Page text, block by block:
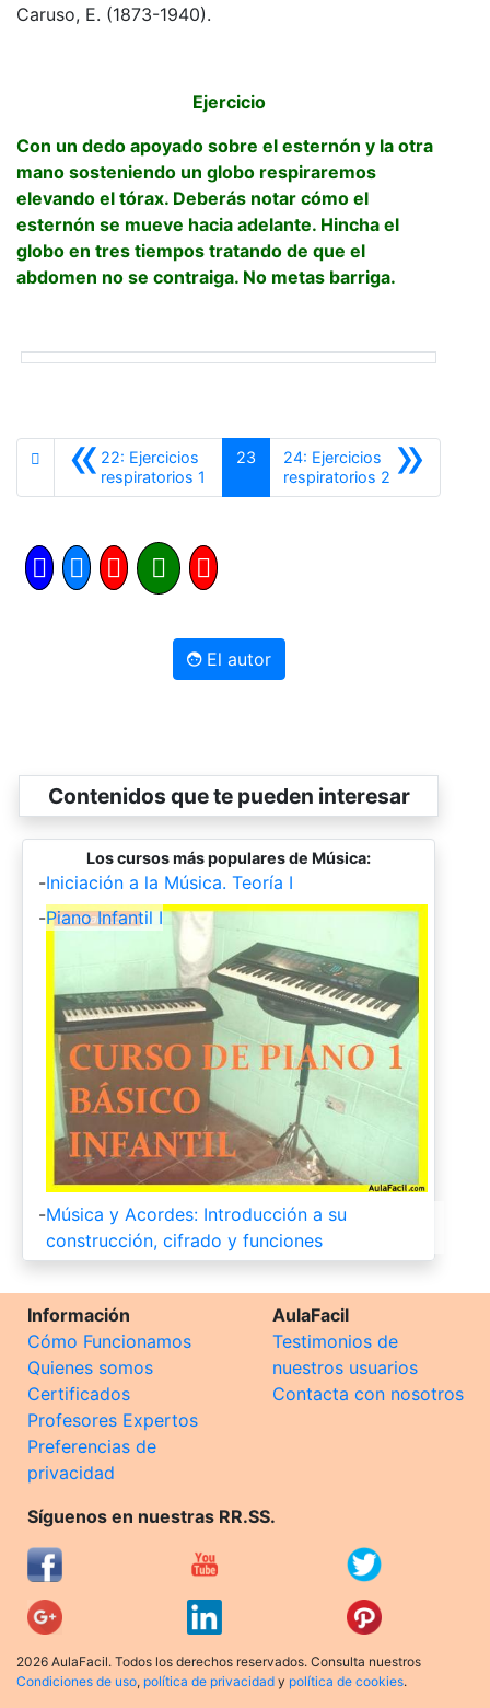
Caruso, E. (1873-1940).
Ejercicio
Con un dedo apoyado sobre el esternón y la otra
mano sosteniendo un globo respiraremos
elevando el tórax. Deberás notar cómo el
esternón se mueve hacia adelante. Hincha el
globo en tres tiempos tratando de que el
abdomen no se contraiga. No metas barriga.
«22: Ejercicios
respiratorios 1
23 »
24: Ejercicios
respiratorios 2 Siguiente
El autor
Contenidos que te pueden interesar
Los cursos más populares de Música:
-Iniciación a la Música. Teoría I
-Piano Infantil I
-Música y Acordes: Introducción a su
construcción, cifrado y funciones
Información
Cómo Funcionamos
Quienes somos
Certificados
Profesores Expertos
Preferencias de
privacidad
AulaFacil
Testimonios de
nuestros usuarios
Contacta con nosotros
Síguenos en nuestras RR.SS.
2026 AulaFacil. Todos los derechos reservados. Consulta nuestros
Condiciones de uso, política de privacidad y política de cookies.